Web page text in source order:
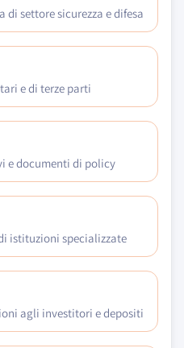
di settore sicurezza e difesa
e di terze parti
e documenti di policy
istituzioni specializzate
agli investitori e depositi